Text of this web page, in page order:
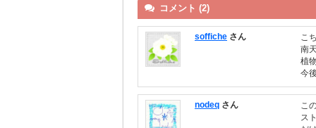
コメント (2)
soffiche さん
こ
南
植
今
nodeq さん
こ
ス